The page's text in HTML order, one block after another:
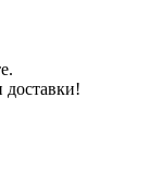
доставки!